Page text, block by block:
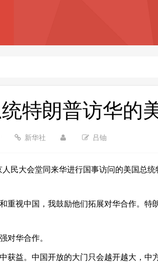
特朗普访华的
新华社 吕铀
大会堂同来华进行国事访问的美国总统
视中国，我鼓励他们拓展对华合作。特
华合作。
益。中国开放的大门只会越开越大，中